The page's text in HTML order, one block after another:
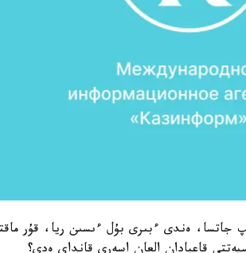
جاتسا، ەندى ءبىرى بۇل ءىسىن ريا، قۇر